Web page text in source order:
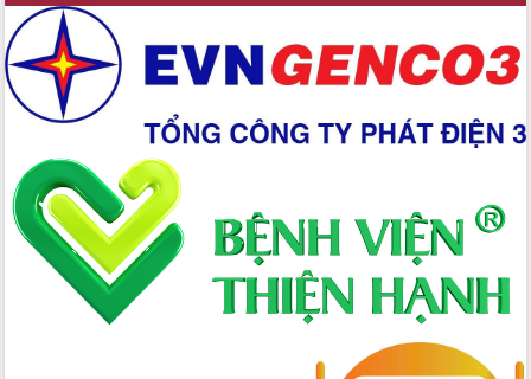
Hồ Thị Nguyên Thảo làm việc tại Trung
tâm Phục vụ hành chính công xã Ea
Phê
Xây dựng nền hành chính số đồng
hành cùng nông dân dân, doanh nghiệp
Giai đoạn 2026-2030, Đắk Lắk phấn
đấu có 77% xã đạt chuẩn nông thôn
mới
Chuyển đổi số 'mở đường' cho nông
nghiệp Đắk Lắk tăng trưởng bứt phá
Triển khai đồng bộ đo đạc, lập hồ sơ
địa chính, hoàn thiện cơ sở dữ liệu đất